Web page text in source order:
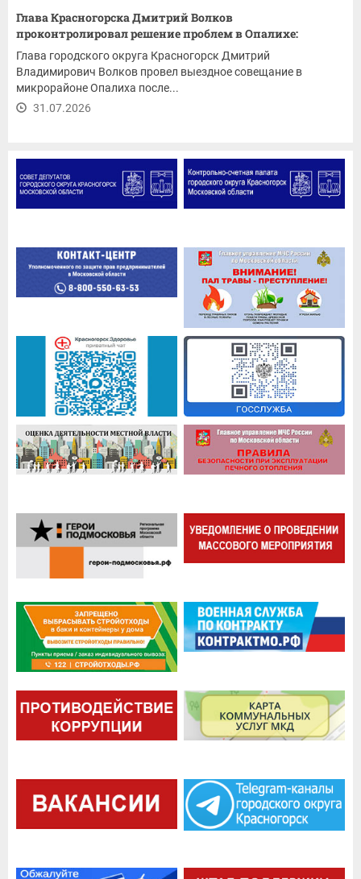
Глава Красногорска Дмитрий Волков
проконтролировал решение проблем в Опалихе:
ремонт...
Глава городского округа Красногорск Дмитрий
Владимирович Волков провел выездное совещание в
микрорайоне Опалиха после...
31.07.2026